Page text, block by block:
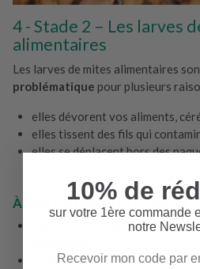
Stade 2 – Les larves
alimentaires
Les larves de mites alimentaires
problématique pour plusieurs
elles dévorent vos aliments,
elles tissent des fils qui
elles se déplacent hors des
À quoi ressemblent les larves ?
: blanchâtre à crème,
Taille: 5 à 15 mm selon l’âge
10% de
sur votre 1ère commande
notre